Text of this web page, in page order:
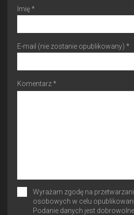
Imię *
E-mail (nie zostanie opublikowany) *
Komentarz *
Wyrażam zgodę na
osobowych w celu
Podanie danych jest